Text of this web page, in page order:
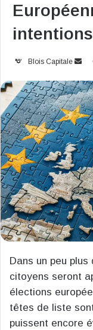
Blois Capitale
Dans un peu
citoyens seront
élections
têtes de liste
puissent encore